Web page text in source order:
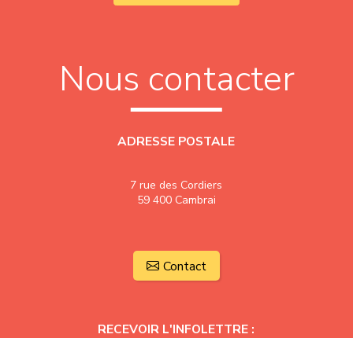
Nous contacter
ADRESSE POSTALE
7 rue des Cordiers
59 400 Cambrai
Contact
RECEVOIR L'INFOLETTRE :